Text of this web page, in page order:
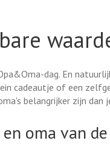
dag. En
cadeautje of een
belangrijker zijn
oma van